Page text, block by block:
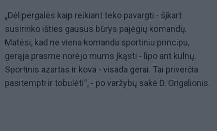
„Dėl pergalės kaip reikiant teko pavargti - šįkart
susirinko išties gausus būrys pajėgių komandų.
Matėsi, kad ne viena komanda sportiniu principu,
gerąja prasme norėjo mums įkąsti - lipo ant kulnų.
Sportinis azartas ir kova - visada gerai. Tai priverčia
pasitempti ir tobulėti“, - po varžybų sakė D. Grigalionis.